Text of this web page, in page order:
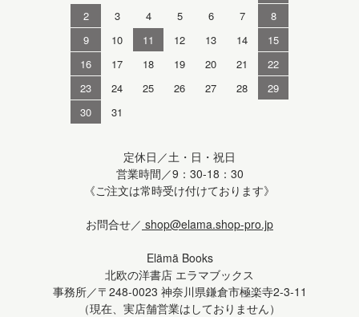
2
3 4 5 6 7
8
9
10 11 12 13 14
15
16
17 18 19 20 21
22
23
24 25 26 27 28
29
30
31
定休日／土・日・祝日
営業時間／9：30-18：30
《ご注文は常時受け付けております》
お問合せ／ shop@elama.shop-pro.jp
Elämä Books
北欧の洋書店 エラマブックス
事務所／〒248-0023 神奈川県鎌倉市極楽寺2-3-11
（現在、実店舗営業はしておりません）